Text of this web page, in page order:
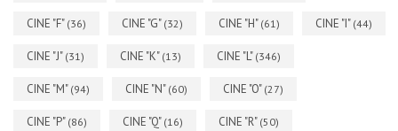
CINE "F" (36) CINE "G" (32) CINE "H" (61) CINE "I" (44)
CINE "J" (31) CINE "K" (13) CINE "L" (346)
CINE "M" (94) CINE "N" (60) CINE "O" (27)
CINE "P" (86) CINE "Q" (16) CINE "R" (50)